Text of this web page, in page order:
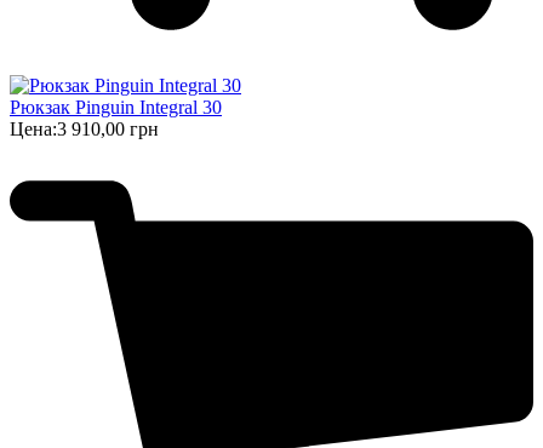
Рюкзак Pinguin Integral 30
Цена:3 910,00 грн